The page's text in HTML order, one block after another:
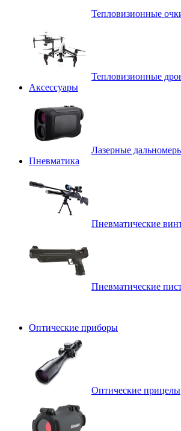
Тепловизионные
Тепловизионные
Аксессуары
Лазерные
Пневматика
Пневматические
Пневматические
Оптические приборы
Оптические прицелы